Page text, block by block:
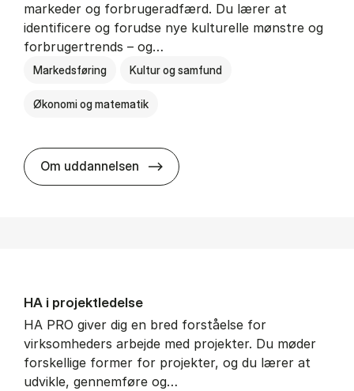
markeder og forbrugeradfærd. Du lærer at
identificere og forudse nye kulturelle mønstre og
forbrugertrends – og…
Markedsføring Kultur og samfund
Økonomi og matematik
Om uddannelsen HA i mar­keds- og kul­tu­r­a­na­ly­se
HA i pro­jekt­le­del­se
HA PRO giver dig en bred forståelse for
virksomheders arbejde med projekter. Du møder
forskellige former for projekter, og du lærer at
udvikle, gennemføre og…